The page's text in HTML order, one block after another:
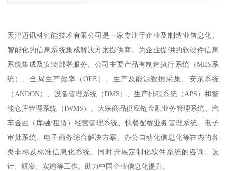
天津迈讯科智能技术有限公司是一家专注于企业及制造业信息化、
智能化的信息系统集成解决方案提供商。为企业提供的软硬件信息
系统集成及安装部署服务。公司主要产品有制造执行系统（MES系
统）、全局生产效率（OEE）、生产及能源数据采集、安东系统
（ANDON）、设备管理系统（DMS）、生产排程系统（APS）和智
能仓库管理系统（IWMS）、大宗商品供应链金融业务管理系统、汽
车金融（库融/租赁）经营管理系统、快餐配餐业务管理系统、电子
审批系统、电子商务综合解决方案、办公自动化信息化等在内的各
类非标及标准信息化系统。同时开展定制化软件系统的咨询、设
计、研发、实施等工作。助力中国企业信息化提升。